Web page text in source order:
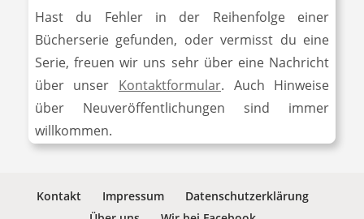
Hast du Fehler in der Reihenfolge einer
Bücherserie gefunden, oder vermisst du eine
Serie, freuen wir uns sehr über eine Nachricht
über unser Kontaktformular. Auch Hinweise
über Neuveröffentlichungen sind immer
willkommen.
Kontakt Impressum
Datenschutzerklärung